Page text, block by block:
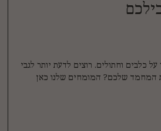
כלבים וחתולים. רוצים לדעת יותר לגבי
המחמד שלכם? המומחים שלנו כאן